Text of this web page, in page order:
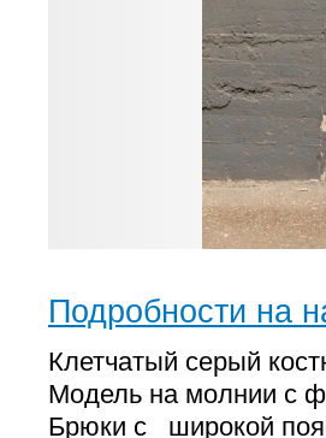
Подробности на
Клетчатый серый
Модель на молнии с
Брюки с широкой